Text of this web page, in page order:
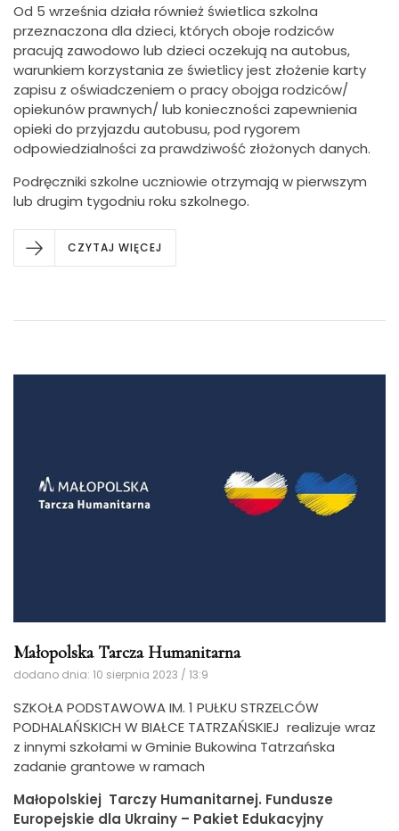
Od 5 września działa również świetlica szkolna
przeznaczona dla dzieci, których oboje rodziców
pracują zawodowo lub dzieci oczekują na autobus,
warunkiem korzystania ze świetlicy jest złożenie karty
zapisu z oświadczeniem o pracy obojga rodziców/
opiekunów prawnych/ lub konieczności zapewnienia
opieki do przyjazdu autobusu, pod rygorem
odpowiedzialności za prawdziwość złożonych danych.
Podręczniki szkolne uczniowie otrzymają w pierwszym
lub drugim tygodniu roku szkolnego.
CZYTAJ WIĘCEJ
Małopolska Tarcza Humanitarna
dodano dnia: 10 sierpnia 2023 / 13:9
SZKOŁA PODSTAWOWA IM. 1 PUŁKU STRZELCÓW
PODHALAŃSKICH W BIAŁCE TATRZAŃSKIEJ realizuje wraz
z innymi szkołami w Gminie Bukowina Tatrzańska
zadanie grantowe w ramach
Małopolskiej Tarczy Humanitarnej. Fundusze
Europejskie dla Ukrainy – Pakiet Edukacyjny